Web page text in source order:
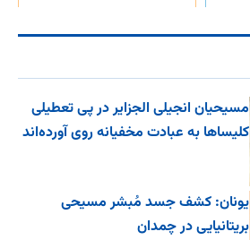
مسیحیان انجیلی الجزایر در پی تعطیلی
کلیساها به عبادت مخفیانه روی آورده‌اند
یونان: کشف جسد مُبشر مسیحی
بریتانیایی در چمدان